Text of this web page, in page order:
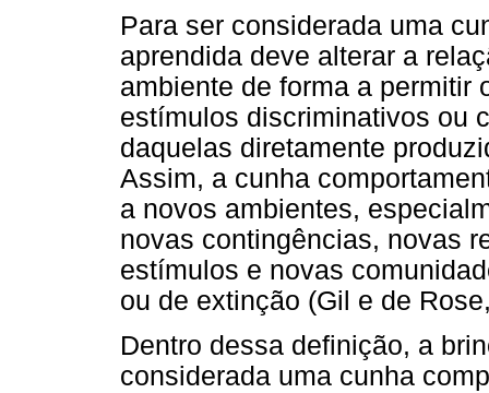
Para ser considerada uma
aprendida deve alterar a
ambiente de forma a permitir
estímulos discriminativos ou
daquelas diretamente
Assim, a cunha
a novos ambientes,
novas contingências, novas
estímulos e novas
ou de extinção (Gil e de
Dentro dessa definição, a
considerada uma cunha